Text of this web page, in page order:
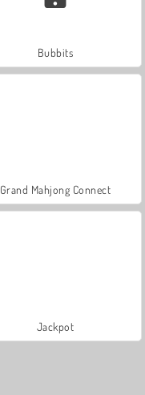
Bubbits
Grand Mahjong Connect
Jackpot